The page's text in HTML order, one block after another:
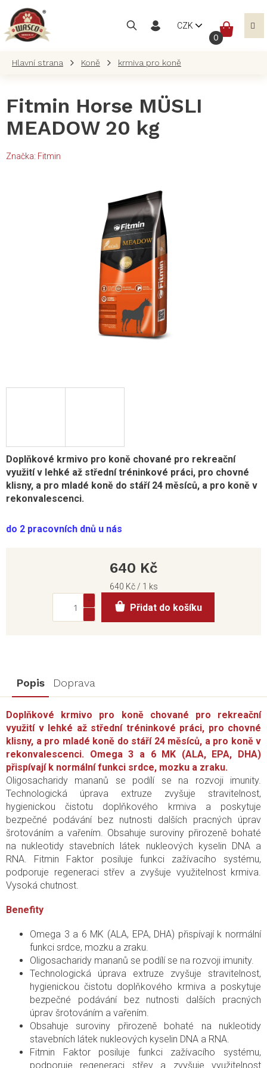
obsah
CZK
Koně krmiva pro koně
Fitmin Horse MÜSLI
MEADOW 20 kg
Značka: Fitmin
do 2 pracovních dnů u nás
Doplňkové krmivo pro koně chované pro rekreační
využití v lehké až střední tréninkové práci, pro chovné
klisny, a pro mladé koně do stáří 24 měsíců, a pro koně v
rekonvalescenci.
640 Kč
Měrná
640 Kč / 1 ks
Přidat do košíku
Popis Doprava
Doplňkové krmivo pro koně chované pro rekreační
využití v lehké až střední tréninkové práci, pro chovné
klisny, a pro mladé koně do stáří 24 měsíců, a pro koně v
rekonvalescenci. Omega 3 a 6 MK (ALA, EPA, DHA)
přispívají k normální funkci srdce, mozku a zraku.
Oligosacharidy mananů se podílí se na rozvoji imunity.
Technologická úprava extruze zvyšuje stravitelnost,
hygienickou čistotu doplňkového krmiva a poskytuje
bezpečné podávání bez nutnosti dalších pracných úprav
šrotováním a vařením. Obsahuje suroviny přirozeně bohaté
na nukleotidy stavebních látek nukleových kyselin DNA a
RNA. Fitmin Faktor posiluje funkci zažívacího systému,
podporuje regeneraci střev a zvyšuje využitelnost krmiva.
Vysoká chutnost.
Benefity
Omega 3 a 6 MK (ALA, EPA, DHA) přispívají k normální
funkci srdce, mozku a zraku.
Oligosacharidy mananů se podílí se na rozvoji imunity.
Technologická úprava extruze zvyšuje stravitelnost,
hygienickou čistotu doplňkového krmiva a poskytuje
bezpečné podávání bez nutnosti dalších pracných
úprav šrotováním a vařením.
Obsahuje suroviny přirozeně bohaté na nukleotidy
stavebních látek nukleových kyselin DNA a RNA.
Fitmin Faktor posiluje funkci zažívacího systému,
podporuje regeneraci střev a zvyšuje využitelnost